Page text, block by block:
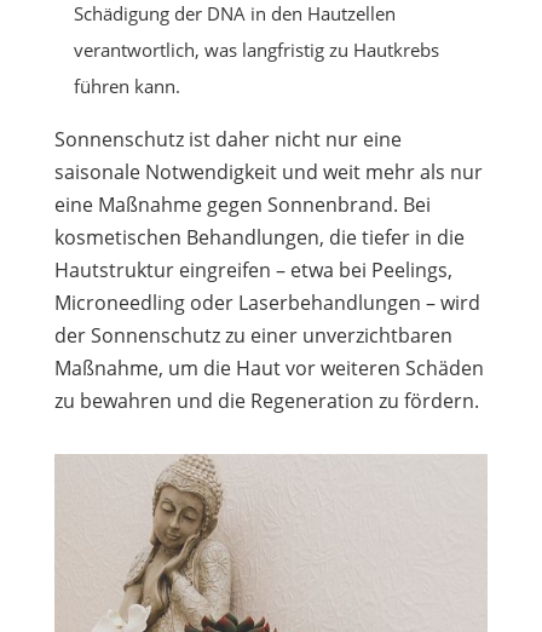
Schädigung der DNA in den Hautzellen
verantwortlich, was langfristig zu Hautkrebs
führen kann.
Sonnenschutz ist daher nicht nur eine
saisonale Notwendigkeit und weit mehr als nur
eine Maßnahme gegen Sonnenbrand. Bei
kosmetischen Behandlungen, die tiefer in die
Hautstruktur eingreifen – etwa bei Peelings,
Microneedling oder Laserbehandlungen – wird
der Sonnenschutz zu einer unverzichtbaren
Maßnahme, um die Haut vor weiteren Schäden
zu bewahren und die Regeneration zu fördern.